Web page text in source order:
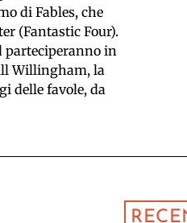
di Fables, che
(Fantastic Four).
parteciperanno in
Willingham, la
delle favole, da